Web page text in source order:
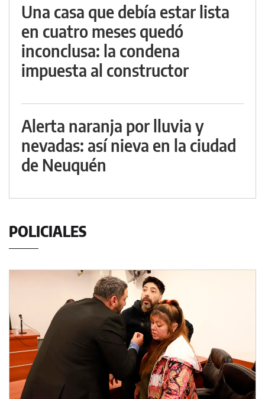
Una casa que debía estar lista
en cuatro meses quedó
inconclusa: la condena
impuesta al constructor
Alerta naranja por lluvia y
nevadas: así nieva en la ciudad
de Neuquén
POLICIALES